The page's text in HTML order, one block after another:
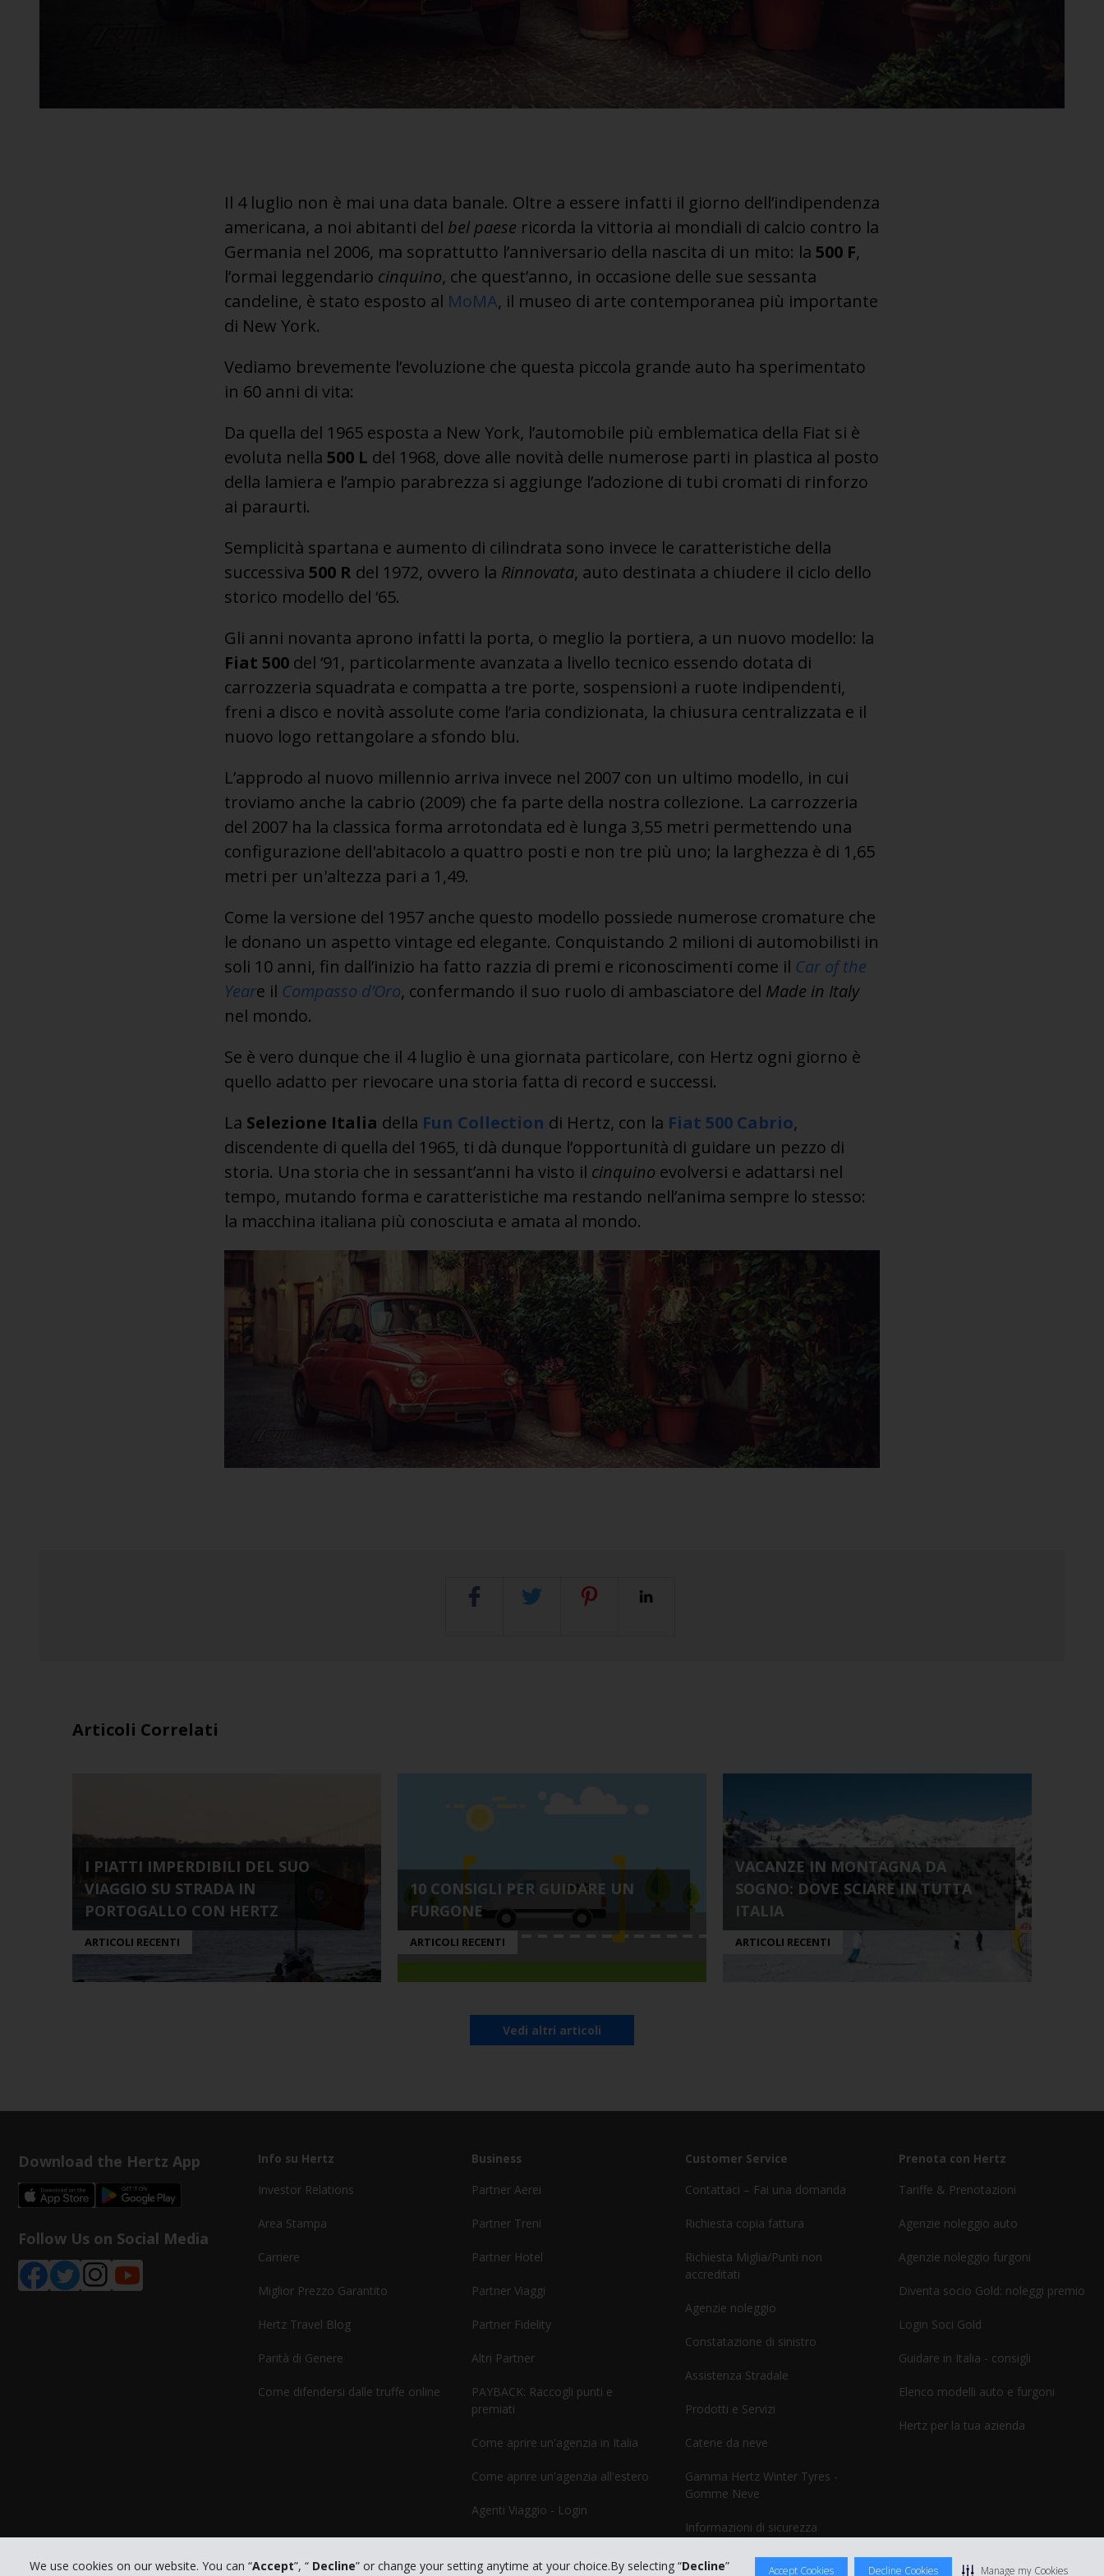
We use cookies on our website. You can “Accept”, “ Decline” or change your setting anytime at your choice.By selecting “Decline”
Accept Cookies Decline Cookies Manage my Cookies
Il 4 luglio non è mai una data banale. Oltre a essere infatti il giorno dell’indipendenza
americana, a noi abitanti del bel paese ricorda la vittoria ai mondiali di calcio contro la
Germania nel 2006, ma soprattutto l’anniversario della nascita di un mito: la 500 F,
l’ormai leggendario cinquino, che quest’anno, in occasione delle sue sessanta
candeline, è stato esposto al MoMA, il museo di arte contemporanea più importante
di New York.
Vediamo brevemente l’evoluzione che questa piccola grande auto ha sperimentato
in 60 anni di vita:
Da quella del 1965 esposta a New York, l’automobile più emblematica della Fiat si è
evoluta nella 500 L del 1968, dove alle novità delle numerose parti in plastica al posto
della lamiera e l’ampio parabrezza si aggiunge l’adozione di tubi cromati di rinforzo
ai paraurti.
Semplicità spartana e aumento di cilindrata sono invece le caratteristiche della
successiva 500 R del 1972, ovvero la Rinnovata, auto destinata a chiudere il ciclo dello
storico modello del ‘65.
Gli anni novanta aprono infatti la porta, o meglio la portiera, a un nuovo modello: la
Fiat 500 del ‘91, particolarmente avanzata a livello tecnico essendo dotata di
carrozzeria squadrata e compatta a tre porte, sospensioni a ruote indipendenti,
freni a disco e novità assolute come l’aria condizionata, la chiusura centralizzata e il
nuovo logo rettangolare a sfondo blu.
L’approdo al nuovo millennio arriva invece nel 2007 con un ultimo modello, in cui
troviamo anche la cabrio (2009) che fa parte della nostra collezione. La carrozzeria
del 2007 ha la classica forma arrotondata ed è lunga 3,55 metri permettendo una
configurazione dell'abitacolo a quattro posti e non tre più uno; la larghezza è di 1,65
metri per un'altezza pari a 1,49.
Come la versione del 1957 anche questo modello possiede numerose cromature che
le donano un aspetto vintage ed elegante. Conquistando 2 milioni di automobilisti in
soli 10 anni, fin dall’inizio ha fatto razzia di premi e riconoscimenti come il Car of the
Yeare il Compasso d’Oro, confermando il suo ruolo di ambasciatore del Made in Italy
nel mondo.
Se è vero dunque che il 4 luglio è una giornata particolare, con Hertz ogni giorno è
quello adatto per rievocare una storia fatta di record e successi.
La Selezione Italia della Fun Collection di Hertz, con la Fiat 500 Cabrio,
discendente di quella del 1965, ti dà dunque l’opportunità di guidare un pezzo di
storia. Una storia che in sessant’anni ha visto il cinquino evolversi e adattarsi nel
tempo, mutando forma e caratteristiche ma restando nell’anima sempre lo stesso:
la macchina italiana più conosciuta e amata al mondo.
Articoli Correlati
I PIATTI IMPERDIBILI DEL SUO
VIAGGIO SU STRADA IN
PORTOGALLO CON HERTZ
ARTICOLI RECENTI
10 CONSIGLI PER GUIDARE UN
FURGONE
ARTICOLI RECENTI
VACANZE IN MONTAGNA DA
SOGNO: DOVE SCIARE IN TUTTA
ITALIA
ARTICOLI RECENTI
Vedi altri articoli
Download the Hertz App
Follow Us on Social Media
Info su Hertz
Investor Relations
Area Stampa
Carriere
Miglior Prezzo Garantito
Hertz Travel Blog
Parità di Genere
Come difendersi dalle truffe online
Business
Partner Aerei
Partner Treni
Partner Hotel
Partner Viaggi
Partner Fidelity
Altri Partner
PAYBACK: Raccogli punti e
premiati
Come aprire un'agenzia in Italia
Come aprire un'agenzia all'estero
Agenti Viaggio - Login
Customer Service
Contattaci – Fai una domanda
Richiesta copia fattura
Richiesta Miglia/Punti non
accreditati
Agenzie noleggio
Constatazione di sinistro
Assistenza Stradale
Prodotti e Servizi
Catene da neve
Gamma Hertz Winter Tyres -
Gomme Neve
Informazioni di sicurezza
Prenota con Hertz
Tariffe & Prenotazioni
Agenzie noleggio auto
Agenzie noleggio furgoni
Diventa socio Gold: noleggi premio
Login Soci Gold
Guidare in Italia - consigli
Elenco modelli auto e furgoni
Hertz per la tua azienda